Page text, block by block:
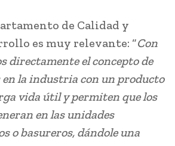
de Calidad y
es muy relevante: “Con
directamente el concepto de
en la industria con un producto
vida útil y permiten que los
en las unidades
o basureros, dándole una